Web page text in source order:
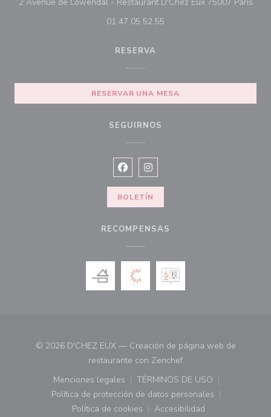
01 47 05 52 55
RESERVA
RESERVAR UNA MESA
SEGUIRNOS
Facebook ((abre en una nueva
Instagram ((abre en una
BOLETÍN
RECOMPENSAS
© 2026 D'CHEZ EUX — Creación de página web de
restaurante con Zenchef((abre en una nueva
Menciones legales
((abre en una nueva ventana))
TÉRMINOS DE USO
((abre en una nueva
Política de protección de datos personales
((abre en una nueva ventana))
Política de cookies Accesibilidad